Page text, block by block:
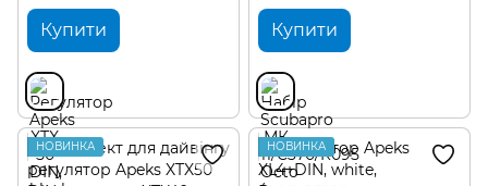
Купити Купити
НОВИНКА НОВИНКА